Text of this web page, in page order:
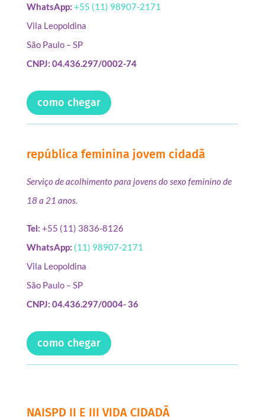
WhatsApp: +55 (11) 98907-2171
Vila Leopoldina
São Paulo – SP
CNPJ: 04.436.297/0002-74
como chegar
república feminina jovem cidadã
Serviço de acolhimento para jovens do sexo feminino de
18 a 21 anos.
Tel: +55 (11) 3836-8126
WhatsApp: (11) 98907-2171
Vila Leopoldina
São Paulo – SP
CNPJ: 04.436.297/0004- 36
como chegar
NAISPD II E III VIDA CIDADÃ